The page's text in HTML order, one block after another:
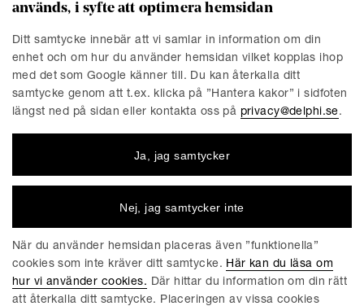
Stockholm Malmö
Presskontakt Göteborg
Linköping
Advokatfirman Delphi är en progressiv affärsjuridisk
advokatbyrå med erkända specialister inom de flesta av
varav ungefär 150 jurister. Våra kontor finns i Stockholm,
används, i syfte att optimera hemsidan
Ditt samtycke innebär att vi samlar in information om din
enhet och om hur du använder hemsidan vilket kopplas ihop
med det som Google känner till. Du kan återkalla ditt
samtycke genom att t.ex. klicka på ”Hantera kakor” i sidfoten
längst ned på sidan eller kontakta oss på privacy@delphi.se.
Ja, jag samtycker
Nej, jag samtycker inte
När du använder hemsidan placeras även ”funktionella”
cookies som inte kräver ditt samtycke. Här kan du läsa om
hur vi använder cookies. Där hittar du information om din rätt
att återkalla ditt samtycke. Placeringen av vissa cookies